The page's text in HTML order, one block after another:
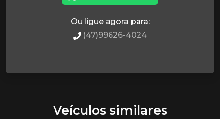
Ou ligue agora para:
(47)99626-4024
Veículos similares